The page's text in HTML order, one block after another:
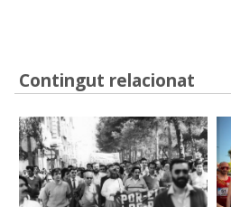
Contingut relacionat